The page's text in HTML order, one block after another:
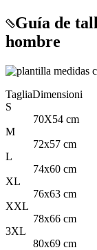
Guía de
hombre
TagliaDimensioni
S
70X54 cm
M
72x57 cm
L
74x60 cm
XL
76x63 cm
XXL
78x66 cm
3XL
80x69 cm